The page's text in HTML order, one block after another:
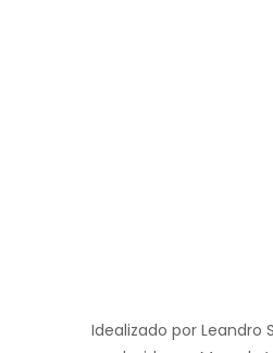
Idealizado por Leandro